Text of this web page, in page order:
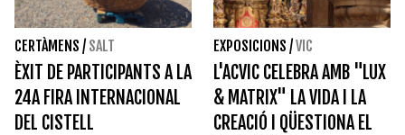
CERTÀMENS / SALT
ÈXIT DE PARTICIPANTS A LA
24A FIRA INTERNACIONAL
DEL CISTELL
EXPOSICIONS /VIC
L'ACVIC CELEBRA AMB "LUX
& MATRIX" LA VIDA I LA
CREACIÓ I QÜESTIONA EL